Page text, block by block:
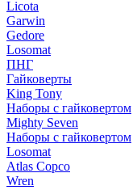
Licota
Garwin
Gedore
Losomat
ПНГ
Гайковерты
King Tony
Наборы с гайковертом
Mighty Seven
Наборы с гайковертом
Losomat
Atlas Copco
Wren